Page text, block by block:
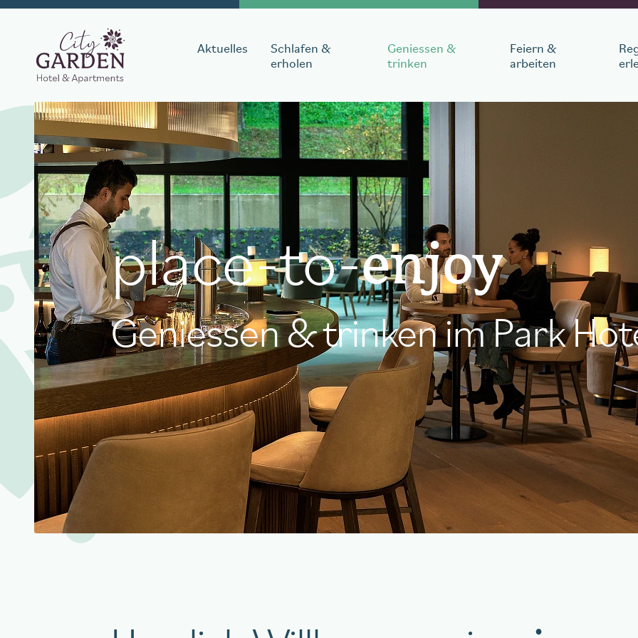
Aktuelles
Schlafen &
erholen
Geniessen &
trinken
Feiern &
arbeiten
Aufenthalt buchen
Datum Anreise
Tisch reservieren
aigu Restaurant
place-to-enjoy
Geniessen & trinken im Park